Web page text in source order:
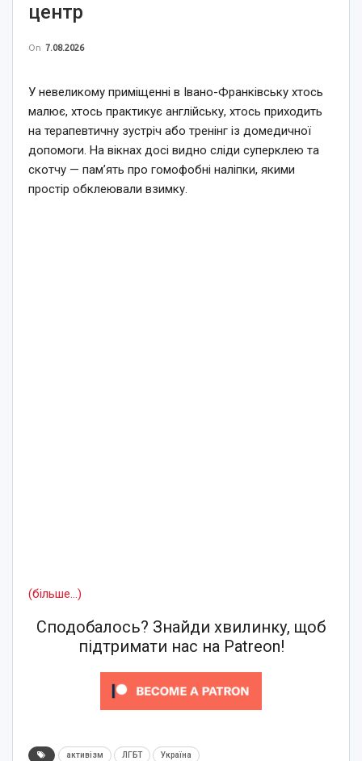
центр
On 7.08.2026
У невеликому приміщенні в Івано-Франківську хтось
малює, хтось практикує англійську, хтось приходить
на терапевтичну зустріч або тренінг із домедичної
допомоги. На вікнах досі видно сліди суперклею та
скотчу — пам’ять про гомофобні наліпки, якими
простір обклеювали взимку.
(більше…)
Сподобалось? Знайди хвилинку, щоб
підтримати нас на Patreon!
активізм ЛГБТ Україна